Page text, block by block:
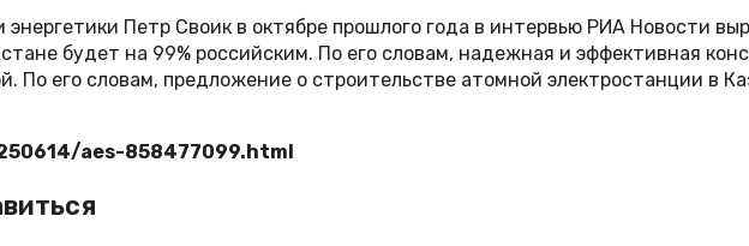
энергетики Петр Своик в октябре прошлого года в интервью РИА Новости
будет на 99% российским. По его словам, надежная и эффективная
По его словам, предложение о строительстве атомной электростанции в
aes-858477099.html